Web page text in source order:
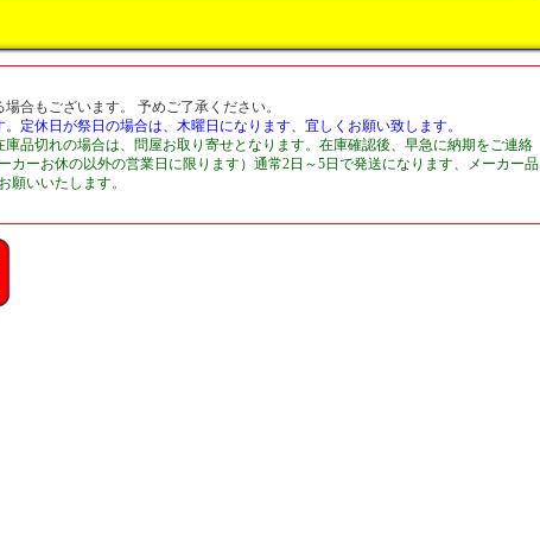
合もございます。 予めご了承ください。
定休日が祭日の場合は、木曜日になります、宜しくお願い致します。
品切れの場合は、問屋お取り寄せとなります。在庫確認後、早急に納期をご連絡
カーお休の以外の営業日に限ります）通常2日～5日で発送になります、メーカー品
願いいたします。